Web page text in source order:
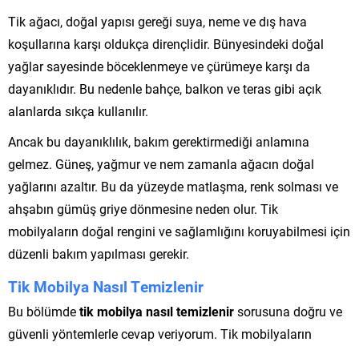
Tik ağacı, doğal yapısı gereği suya, neme ve dış hava
koşullarına karşı oldukça dirençlidir. Bünyesindeki doğal
yağlar sayesinde böceklenmeye ve çürümeye karşı da
dayanıklıdır. Bu nedenle bahçe, balkon ve teras gibi açık
alanlarda sıkça kullanılır.
Ancak bu dayanıklılık, bakım gerektirmediği anlamına
gelmez. Güneş, yağmur ve nem zamanla ağacın doğal
yağlarını azaltır. Bu da yüzeyde matlaşma, renk solması ve
ahşabın gümüş griye dönmesine neden olur. Tik
mobilyaların doğal rengini ve sağlamlığını koruyabilmesi için
düzenli bakım yapılması gerekir.
Tik Mobilya Nasıl Temizlenir
Bu bölümdetik mobilya nasıl temizlenirsorusuna doğru ve
güvenli yöntemlerle cevap veriyorum. Tik mobilyaların